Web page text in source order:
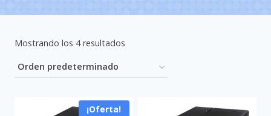
Mostrando los 4 resultados
¡Oferta!